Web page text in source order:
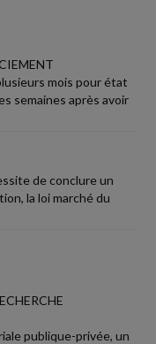
mois pour état
semaines après avoir
de conclure un
la loi marché du
publique-privée, un